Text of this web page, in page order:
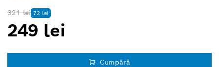
321 lei 72 lei
249 lei
Cumpără